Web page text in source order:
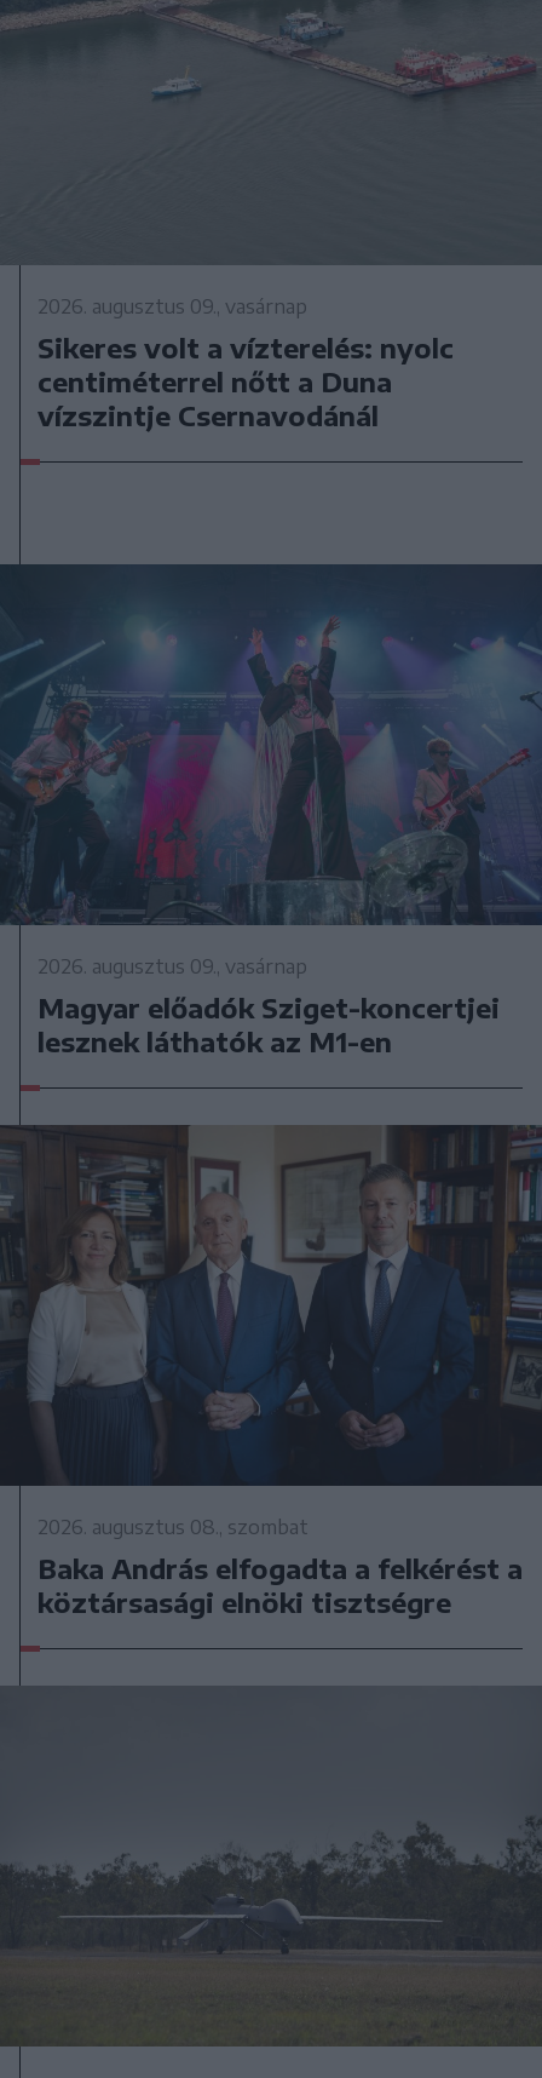
2026. augusztus 09., vasárnap
Sikeres volt a vízterelés: nyolc
centiméterrel nőtt a Duna
vízszintje Csernavodánál
2026. augusztus 09., vasárnap
Magyar előadók Sziget-koncertjei
lesznek láthatók az M1-en
2026. augusztus 08., szombat
Baka András elfogadta a felkérést a
köztársasági elnöki tisztségre